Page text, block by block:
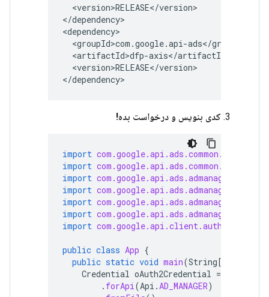
<version>RELEASE</version>
</dependency>
<version>RELEASE</version>
</dependency>
کدی بنویس و درخواست بده!
import
import
import
import
import
import
import
public class App {
public static void main(String[]
Credential oAuth2Credential =
. forApi(Api .AD_MANAGER)